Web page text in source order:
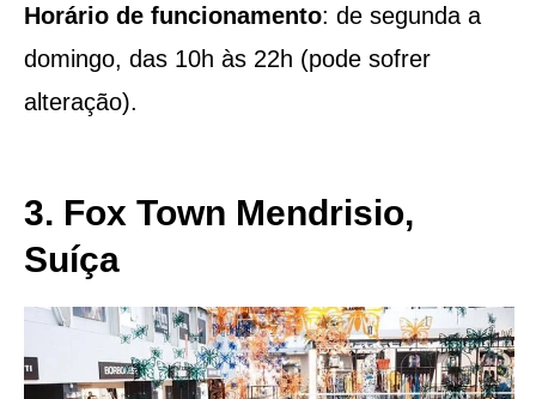
Horário de funcionamento: de segunda a
domingo, das 10h às 22h (pode sofrer
alteração).
3. Fox Town Mendrisio,
Suíça